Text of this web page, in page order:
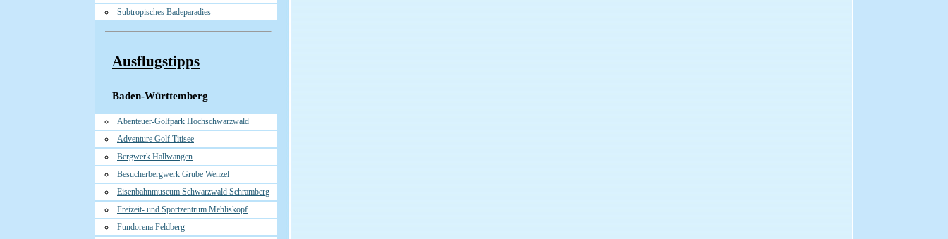
Subtropisches Badeparadies
Ausflugstipps
Baden-Württemberg
Abenteuer-Golfpark Hochschwarzwald
Adventure Golf Titisee
Bergwerk Hallwangen
Besucherbergwerk Grube Wenzel
Eisenbahnmuseum Schwarzwald Schramberg
Freizeit- und Sportzentrum Mehliskopf
Fundorena Feldberg